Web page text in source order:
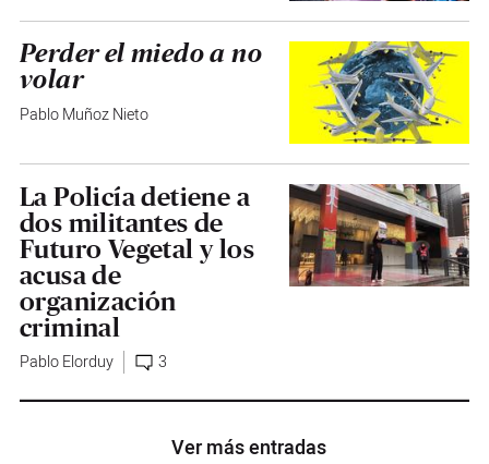
Perder el miedo a no
volar
Pablo Muñoz Nieto
La Policía detiene a
dos militantes de
Futuro Vegetal y los
acusa de
organización
criminal
Pablo Elorduy 3
Ver más entradas